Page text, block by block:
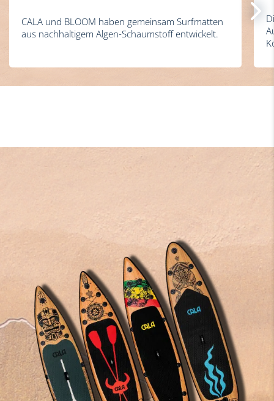
CALA und BLOOM haben gemeinsam Surfmatten
aus nachhaltigem Algen-Schaumstoff entwickelt.